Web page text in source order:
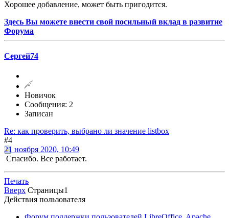
Хорошее добавление, может быть пригодится.
Здесь Вы можете внести свой посильный вклад в развитие
Форума
Сергей74
Новичок
Сообщения: 2
Записан
Re: как проверить, выбрано ли значение listbox
#4
21 ноября 2020, 10:49
Спасибо. Все работает.
Печать
Вверх Страницы1
Действия пользователя